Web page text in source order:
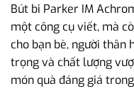
Bút bi Parker IM
một công cụ viết, mà
cho bạn bè, người thân
trọng và chất lượng
món quà đáng giá